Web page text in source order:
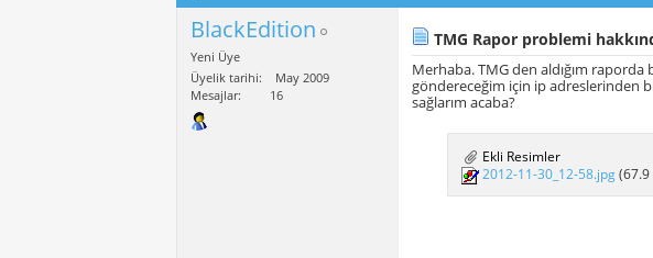
BlackEdition
Yeni Üye
Üyelik tarihi
May 2009
Mesajlar
16
TMG Rapor problemi
Merhaba. TMG den aldığım raporda
göndereceğim için ip adreslerinden
sağlarım acaba?
Ekli Resimler
2012-11-30_12-58.jpg(67.9